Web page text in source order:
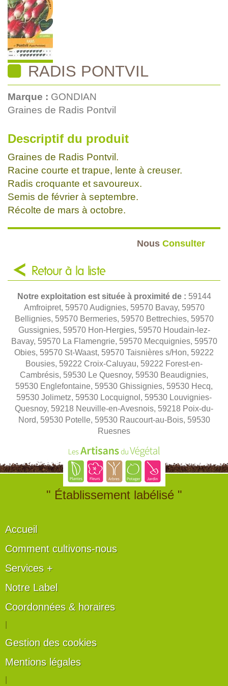
RADIS PONTVIL
Marque : GONDIAN
Graines de Radis Pontvil
Descriptif du produit
Graines de Radis Pontvil.
Racine courte et trapue, lente à creuser.
Radis croquante et savoureux.
Semis de février à septembre.
Récolte de mars à octobre.
Nous Consulter
Retour à la liste
Notre exploitation est située à proximité de : 59144
Amfroipret, 59570 Audignies, 59570 Bavay, 59570
Bellignies, 59570 Bermeries, 59570 Bettrechies, 59570
Gussignies, 59570 Hon-Hergies, 59570 Houdain-lez-
Bavay, 59570 La Flamengrie, 59570 Mecquignies, 59570
Obies, 59570 St-Waast, 59570 Taisnières s/Hon, 59222
Bousies, 59222 Croix-Caluyau, 59222 Forest-en-
Cambrésis, 59530 Le Quesnoy, 59530 Beaudignies,
59530 Englefontaine, 59530 Ghissignies, 59530 Hecq,
59530 Jolimetz, 59530 Locquignol, 59530 Louvignies-
Quesnoy, 59218 Neuville-en-Avesnois, 59218 Poix-du-
Nord, 59530 Potelle, 59530 Raucourt-au-Bois, 59530
Ruesnes
" Établissement labélisé "
Accueil
Comment cultivons-nous
Services +
Notre Label
Coordonnées & horaires
Gestion des cookies
Mentions légales